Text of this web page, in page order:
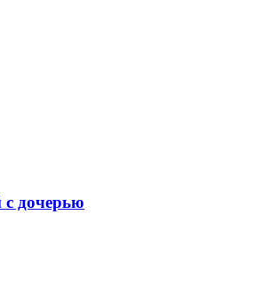
дочерью